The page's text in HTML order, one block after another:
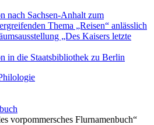
nach Sachsen-Anhalt zum
Thema „Reisen“ anlässlich
„Des Kaisers letzte
in die Staatsbibliothek zu Berlin
vorpommersches Flurnamenbuch“